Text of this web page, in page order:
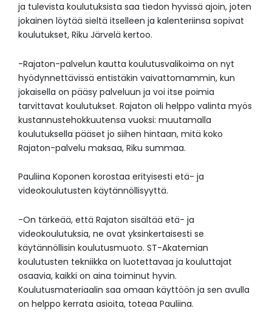
ja tulevista koulutuksista saa tiedon hyvissä ajoin, joten
jokainen löytää sieltä itselleen ja kalenteriinsa sopivat
koulutukset, Riku Järvelä kertoo.
-Rajaton-palvelun kautta koulutusvalikoima on nyt
hyödynnettävissä entistäkin vaivattomammin, kun
jokaisella on pääsy palveluun ja voi itse poimia
tarvittavat koulutukset. Rajaton oli helppo valinta myös
kustannustehokkuutensa vuoksi: muutamalla
koulutuksella pääset jo siihen hintaan, mitä koko
Rajaton-palvelu maksaa, Riku summaa.
Pauliina Koponen korostaa erityisesti etä- ja
videokoulutusten käytännöllisyyttä.
-On tärkeää, että Rajaton sisältää etä- ja
videokoulutuksia, ne ovat yksinkertaisesti se
käytännöllisin koulutusmuoto. ST-Akatemian
koulutusten tekniikka on luotettavaa ja kouluttajat
osaavia, kaikki on aina toiminut hyvin.
Koulutusmateriaalin saa omaan käyttöön ja sen avulla
on helppo kerrata asioita, toteaa Pauliina.